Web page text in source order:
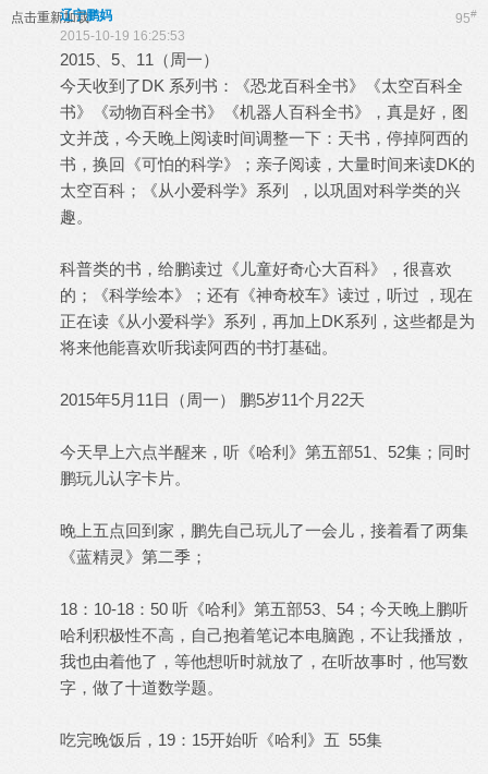
点击重新加载 95#
辽宁鹏妈
2015-10-19 16:25:53
2015、5、11（周一）
今天收到了DK 系列书：《恐龙百科全书》《太空百科全
书》《动物百科全书》《机器人百科全书》，真是好，图
文并茂，今天晚上阅读时间调整一下：天书，停掉阿西的
书，换回《可怕的科学》；亲子阅读，大量时间来读DK的
太空百科；《从小爱科学》系列 ，以巩固对科学类的兴
趣。
科普类的书，给鹏读过《儿童好奇心大百科》，很喜欢
的；《科学绘本》；还有《神奇校车》读过，听过 ，现在
正在读《从小爱科学》系列，再加上DK系列，这些都是为
将来他能喜欢听我读阿西的书打基础。
2015年5月11日（周一） 鹏5岁11个月22天
今天早上六点半醒来，听《哈利》第五部51、52集；同时
鹏玩儿认字卡片。
晚上五点回到家，鹏先自己玩儿了一会儿，接着看了两集
《蓝精灵》第二季；
18：10-18：50 听《哈利》第五部53、54；今天晚上鹏听
哈利积极性不高，自己抱着笔记本电脑跑，不让我播放，
我也由着他了，等他想听时就放了，在听故事时，他写数
字，做了十道数学题。
吃完晚饭后，19：15开始听《哈利》五 55集